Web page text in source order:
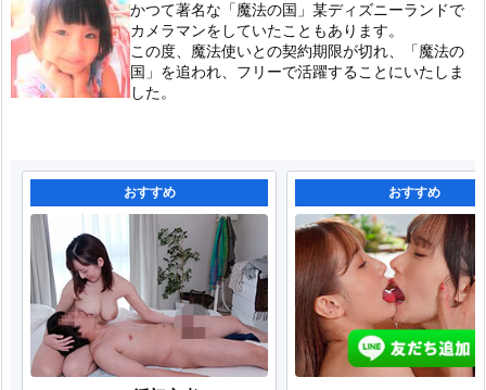
かつて著名な「魔法の国」某ディズニーランドで
カメラマンをしていたこともあります。
この度、魔法使いとの契約期限が切れ、「魔法の
国」を追われ、フリーで活躍することにいたしま
した。
おすすめ おすすめ